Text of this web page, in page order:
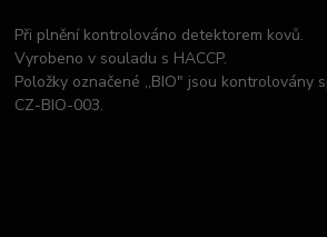
Při plnění kontrolováno detektorem kovů.
Vyrobeno v souladu s HACCP.
Položky označené ,,BIO" jsou kontrolovány
CZ-BIO-003.